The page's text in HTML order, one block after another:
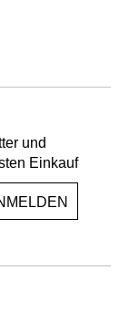
und
Einkauf